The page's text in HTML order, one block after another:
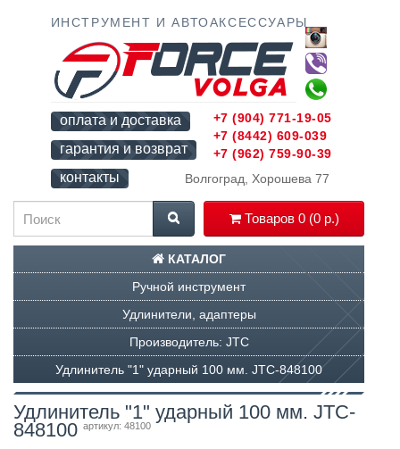
ИНСТРУМЕНТ И АВТОАКСЕССУАРЫ
оплата и доставка
гарантия и возврат
контакты
Волгоград, Хорошева 77
Товаров 0 (0 р.)
+7 (904) 771-19-05
+7 (8442) 609-039
+7 (962) 759-90-39
КАТАЛОГ
Ручной инструмент
Удлинители, адаптеры
Производитель: JTC
Удлинитель "1" ударный 100 мм. JTC-848100
Удлинитель "1" ударный 100 мм. JTC-
848100 артикул: 48100